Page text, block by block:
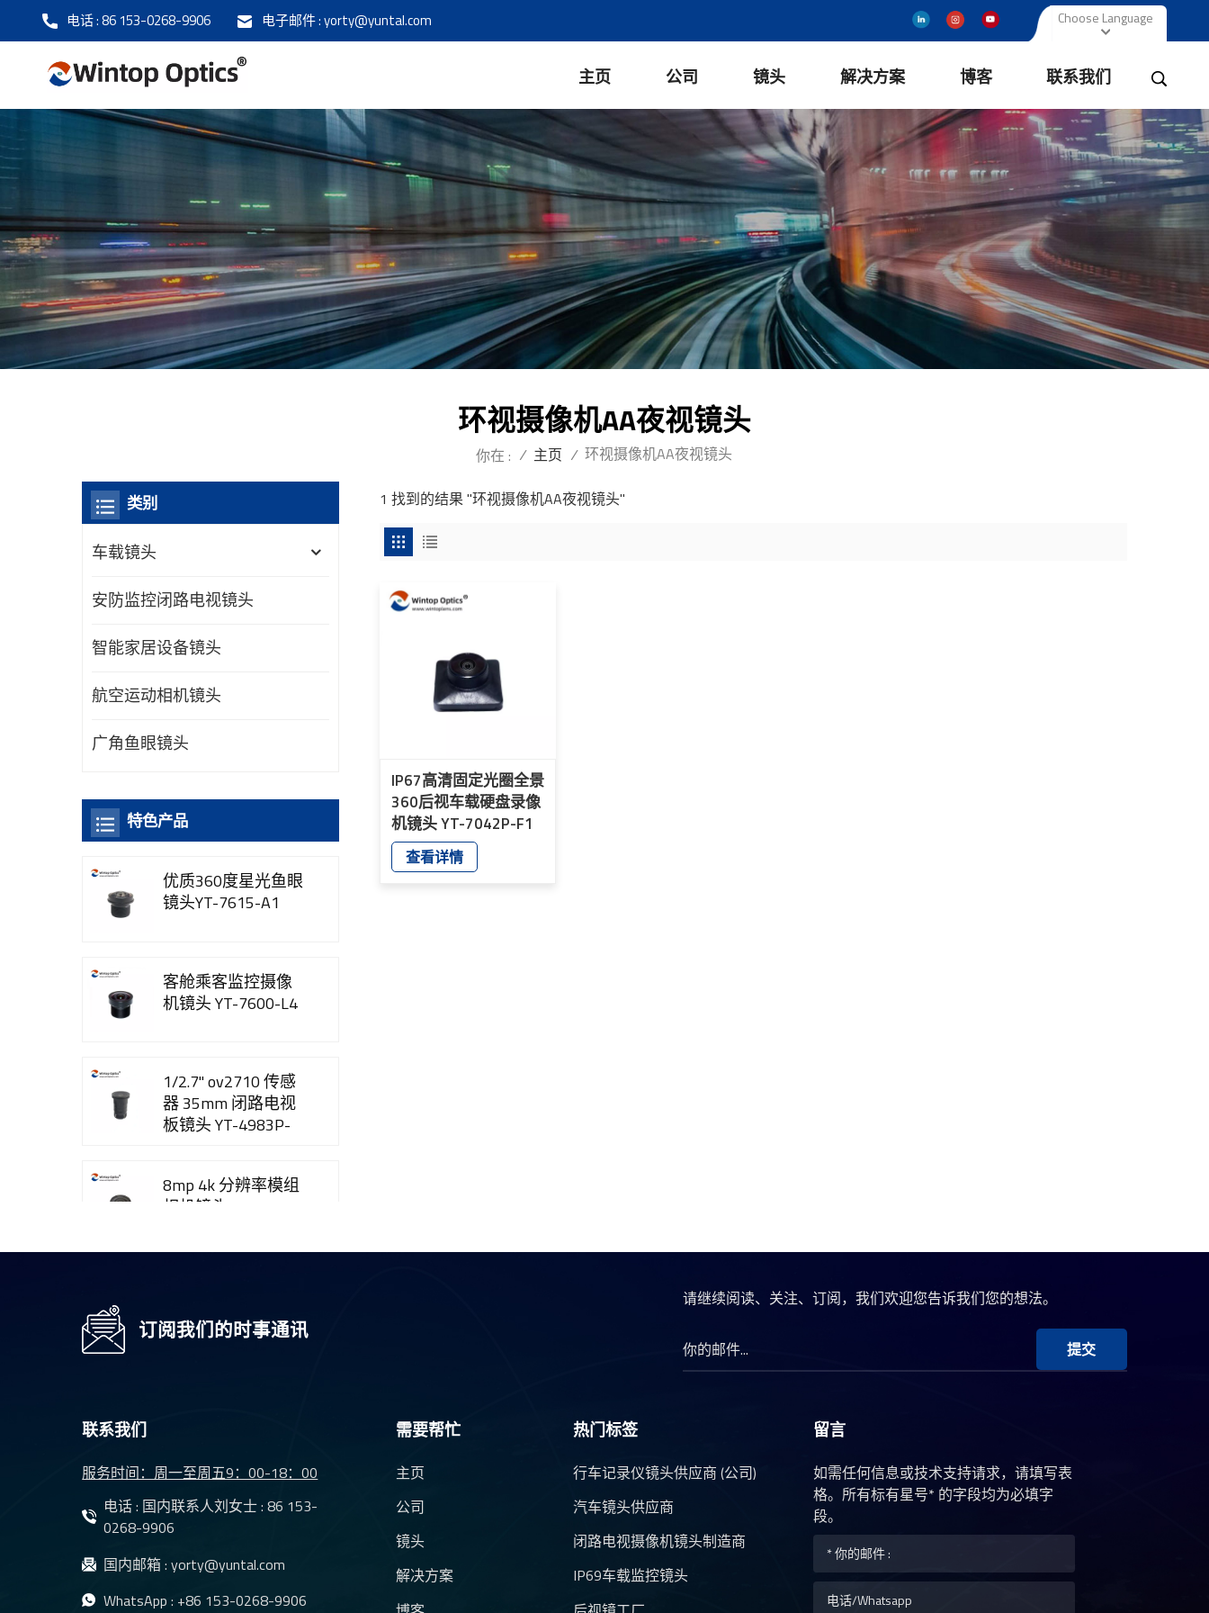
电话 :86 153-0268-9906 电子邮件 :yorty@yuntal.com Choose Language
主页 公司 镜头 解决方案 博客 联系我们
环视摄像机AA夜视镜头
你在 : / 主页 / 环视摄像机AA夜视镜头
1 找到的结果 "环视摄像机AA夜视镜头"
IP67高清固定光圈全景
360后视车载硬盘录像
机镜头 YT-7042P-F1
查看详情
类别
车载镜头
安防监控闭路电视镜头
智能家居设备镜头
航空运动相机镜头
广角鱼眼镜头
特色产品
优质360度星光鱼眼
镜头YT-7615-A1
客舱乘客监控摄像
机镜头 YT-7600-L4
1/2.7" ov2710 传感
器 35mm 闭路电视
板镜头 YT-4983P-
8mp 4k 分辨率模组
相机镜头 YT-3560-
HD1080p防水红外
汽车后视镜头YT-
7071-A1
6.1mm车载智能辅
订阅我们的时事通讯
请继续阅读、关注、订阅，我们欢迎您告诉我们您的想法。
提交
联系我们
服务时间：周一至周五9：00-18：00
电话 : 国内联系人刘女士 :86 153-
0268-9906
国内邮箱 :yorty@yuntal.com
WhatsApp : +86 153-0268-9906
需要帮忙
主页
公司
镜头
解决方案
热门标签
行车记录仪镜头供应商 (公司)
汽车镜头供应商
闭路电视摄像机镜头制造商
IP69车载监控镜头
留言
如需任何信息或技术支持请求，请填写表
格。所有标有星号* 的字段均为必填字
段。